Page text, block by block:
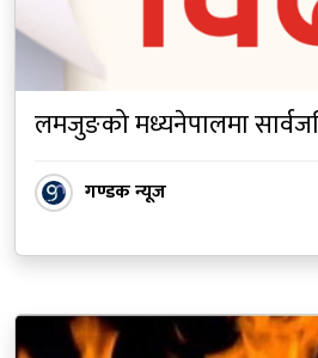
लमजुङको मध्यनेपालमा
गण्डक न्यूज